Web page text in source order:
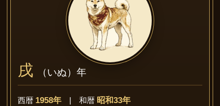
戌 （いぬ）年
西暦 1958年 | 和暦 昭和33年